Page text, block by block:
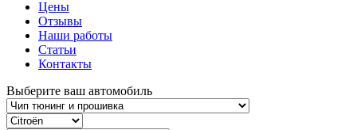
Цены
Отзывы
Наши работы
Статьи
Контакты
Выберите ваш автомобиль